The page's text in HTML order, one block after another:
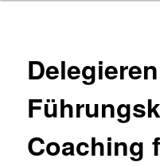
Coaching